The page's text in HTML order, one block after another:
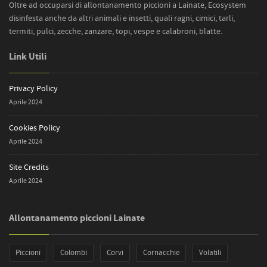
personalizzati in base alle esigenze specifiche di ogni
cliente, assicurando risultati ottimali.
Perché scegliere noi per
l’allontanamento piccioni a Lainate?
Con anni di esperienza nel settore, offriamo un servizio
rapido, professionale ed economicamente vantaggioso.
Siamo attivi su tutto il territorio comasco, inclusi i
contro i piccioni e i colombi. La nostra attenzione al
dettaglio e il nostro impegno verso l’ecosostenibilità
Oltre ad occuparsi di allontanamento piccioni a Lainate, Ecosystem
disinfesta anche da altri animali e insetti, quali ragni, cimici, tarli,
termiti, pulci, zecche, zanzare, topi, vespe e calabroni, blatte.
Link Utili
Privacy Policy
Aprile 2024
Cookies Policy
Aprile 2024
Site Credits
Aprile 2024
Allontanamento piccioni Lainate
Piccioni Colombi Corvi Cornacchie Volatili